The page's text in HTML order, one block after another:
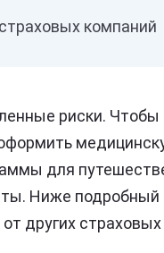
компаний
риски.
для
Ниже подробный
других